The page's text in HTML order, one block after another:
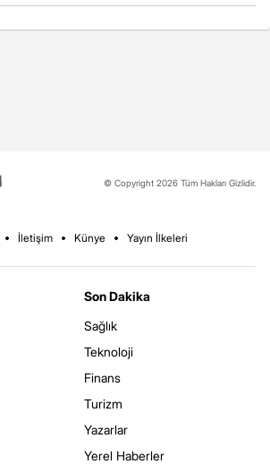
© Copyright 2026 Tüm Hakları Gizlidir.
İletişim Künye Yayın İlkeleri
Son Dakika
Sağlık
Teknoloji
Finans
Turizm
Yazarlar
Yerel Haberler